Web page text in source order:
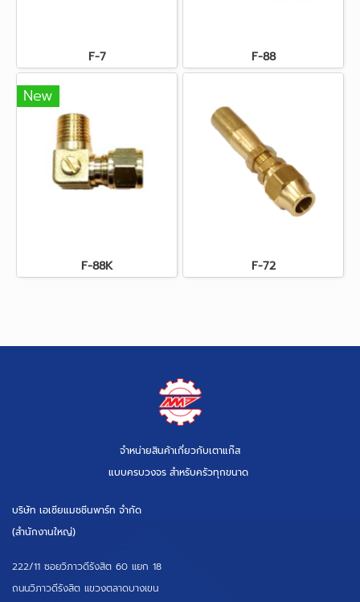
F-7 F-88
New
F-88K F-72
จำหน่ายสินค้าเกี่ยวกับเตาแก๊ส
แบบครบวงจร สำหรับครัวทุกขนาด
บริษัท เอเซียแมชชีนพาร์ท จำกัด
(สำนักงานใหญ่)
222/11 ซอยวิภาวดีรังสิต 60 แยก 18
ถนนวิภาวดีรังสิต แขวงตลาดบางเขน